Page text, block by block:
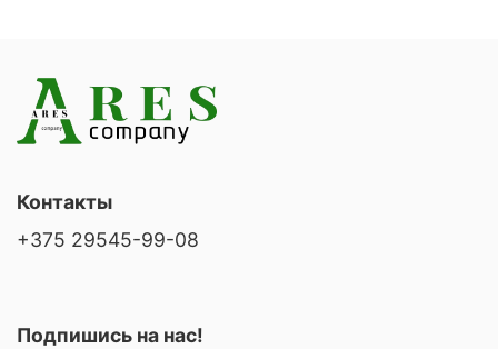
Контакты
+375 29545-99-08
Подпишись на нас!